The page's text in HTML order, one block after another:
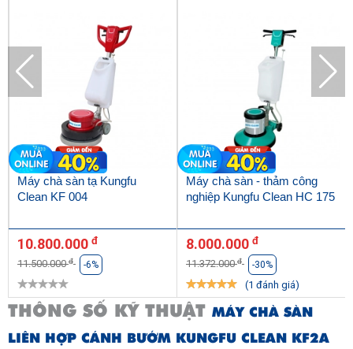
Máy chà sàn tạ Kungfu
Clean KF 004
10.800.000 đ
11.500.000đ -6%
Máy chà sàn - thảm công
nghiệp Kungfu Clean HC 175
8.000.000 đ
11.372.000đ -30%
(1 đánh giá)
THÔNG SỐ KỸ THUẬT MÁY CHÀ SÀN
LIÊN HỢP CÁNH BƯỚM KUNGFU CLEAN KF2A